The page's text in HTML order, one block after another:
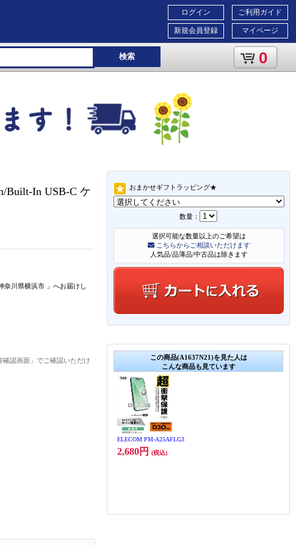
ご利用ガイド
マイページ
ログイン
新規会員登録
検索 0
おまかせギフトラッピング★
数量：
選択可能な数量以上のご希望は
こちらからご相談いただけます
人気品/品薄品/中古品は除きます
この商品(A1637N21)を見た人は
こんな商品も見ています
ELECOM PM-A25AFLG3
2,680円 (税込)
Built-In USB-C ケ
奈川県横浜市 」 へお届けし
認画面」でご確認いただけ